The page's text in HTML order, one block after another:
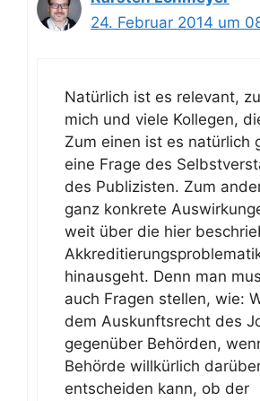
24. Februar 2014 um
Natürlich ist es relevant,
mich und viele Kollegen,
Zum einen ist es natürlich
eine Frage des
des Publizisten. Zum
ganz konkrete
weit über die hier
hinausgeht. Denn man
auch Fragen stellen, wie:
dem Auskunftsrecht des
gegenüber Behörden,
Behörde willkürlich
entscheiden kann, ob der